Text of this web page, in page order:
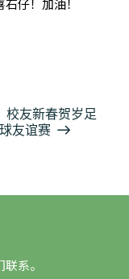
仔！加油！
校友新春贺岁足
球友谊赛
系。